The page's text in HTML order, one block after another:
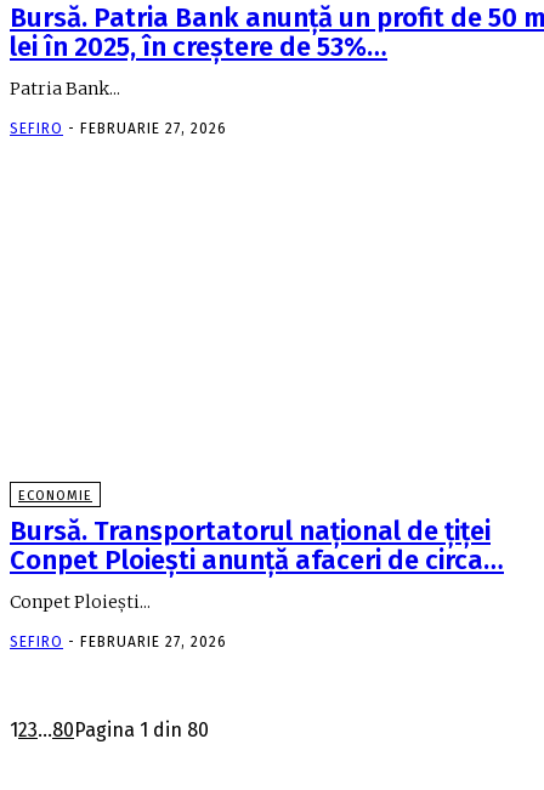
Bursă. Patria Bank anunţă un profit de 50
lei în 2025, în creştere de 53%…
Patria Bank...
SEFIRO - FEBRUARIE 27, 2026
ECONOMIE
Bursă. Transportatorul naţional de ţiţei
Conpet Ploieşti anunţă afaceri de circa…
Conpet Ploieşti...
SEFIRO - FEBRUARIE 27, 2026
123...80Pagina 1 din 80